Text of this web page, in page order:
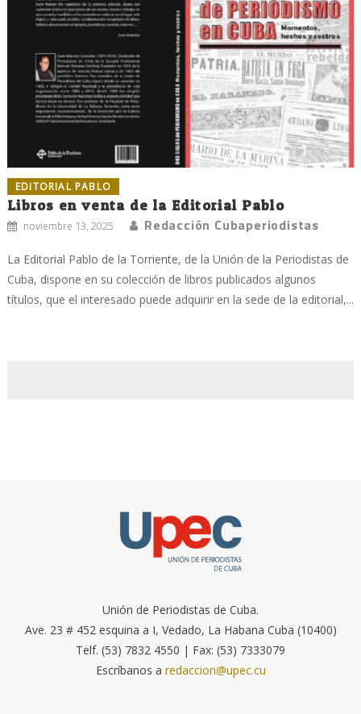
EDITORIAL PABLO
Libros en venta de la Editorial Pablo
noviembre 13, 2025 Redacción Cubaperiodistas
La Editorial Pablo de la Torriente, de la Unión de la Periodistas de
Cuba, dispone en su colección de libros publicados algunos
títulos, que el interesado puede adquirir en la sede de la editorial,...
Unión de Periodistas de Cuba.
Ave. 23 # 452 esquina a I, Vedado, La Habana Cuba (10400)
Telf. (53) 7832 4550 | Fax: (53) 7333079
Escríbanos a redaccion@upec.cu